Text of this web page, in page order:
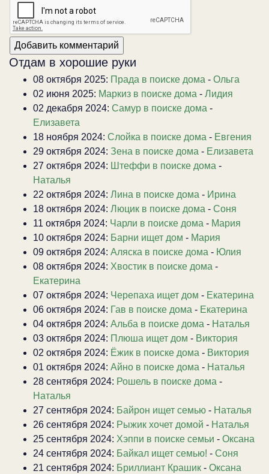
Отдам в хорошие руки
08 октября 2025: Прада в поиске дома - Ольга
02 июня 2025: Маркиз в поиске дома - Лидия
02 декабря 2024: Самур в поиске дома -
Елизавета
18 ноября 2024: Слойка в поиске дома - Евгения
29 октября 2024: Зена в поиске дома - Елизавета
27 октября 2024: Штеффи в поиске дома -
Наталья
22 октября 2024: Лина в поиске дома - Ирина
18 октября 2024: Люцик в поиске дома - Соня
11 октября 2024: Чарли в поиске дома - Мария
10 октября 2024: Барни ищет дом - Мария
09 октября 2024: Аляска в поиске дома - Юлия
08 октября 2024: Хвостик в поиске дома -
Екатерина
07 октября 2024: Черепаха ищет дом - Екатерина
06 октября 2024: Гав в поиске дома - Екатерина
04 октября 2024: Альба в поиске дома - Наталья
03 октября 2024: Плюша ищет дом - Виктория
02 октября 2024: Ёжик в поиске дома - Виктория
01 октября 2024: Айно в поиске дома - Наталья
28 сентября 2024: Рошель в поиске дома -
Наталья
27 сентября 2024: Байрон ищет семью - Наталья
26 сентября 2024: Рыжик хочет домой - Наталья
25 сентября 2024: Хэппи в поиске семьи - Оксана
24 сентября 2024: Байкал ищет семью! - Соня
21 сентября 2024: Бриллиант Крашик - Оксана